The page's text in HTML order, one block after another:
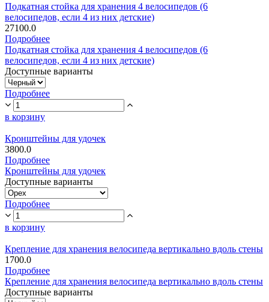
Подкатная стойка для хранения 4 велосипедов (6
велосипедов, если 4 из них детские)
27100.0
Подробнее
Подкатная стойка для хранения 4 велосипедов (6
велосипедов, если 4 из них детские)
Доступные варианты
Подробнее
в корзину
Кронштейны для удочек
3800.0
Подробнее
Кронштейны для удочек
Доступные варианты
Подробнее
в корзину
Крепление для хранения велосипеда вертикально вдоль стены
1700.0
Подробнее
Крепление для хранения велосипеда вертикально вдоль стены
Доступные варианты